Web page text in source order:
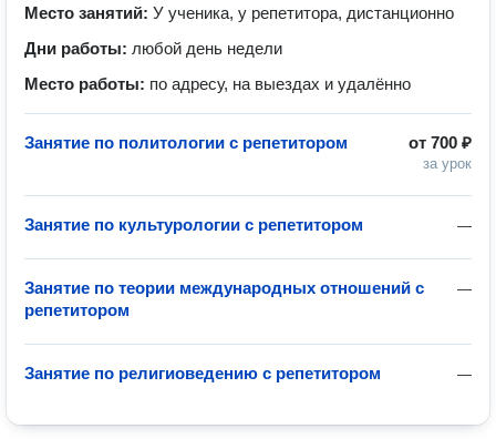
Место занятий: У ученика, у репетитора, дистанционно
Дни работы: любой день недели
Место работы: по адресу, на выездах и удалённо
от 700 ₽
за урок
Занятие по политологии с репетитором
—
Занятие по культурологии с репетитором
—
Занятие по теории международных отношений с
репетитором
—
Занятие по религиоведению с репетитором